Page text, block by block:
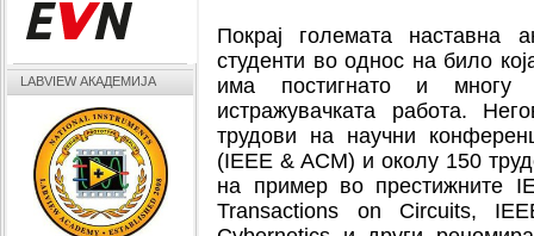
Покрај големата наставна
студенти во однос на било
има постигнато и многу
истражувачката работа.
трудови на научни
(IEEE & ACM) и околу 150
на пример во престижните
Transactions on Circuits,
LABVIEW АКАДЕМИЈА